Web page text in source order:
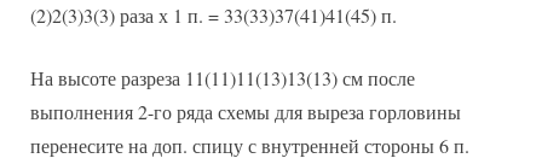
(2)2(3)3(3) раза х 1 п. = 33(33)37(41)41(45) п.
На высоте разреза 11(11)11(13)13(13) см после
выполнения 2-го ряда схемы для выреза горловины
перенесите на доп. спицу с внутренней стороны 6 п.